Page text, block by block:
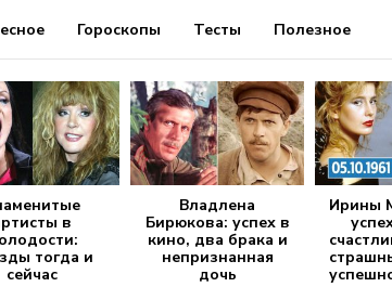
Гороскопы Тесты Полезное
в
тогда и
сейчас
Владлена
Бирюкова: успех в
кино, два брака и
непризнанная
дочь
Ирины